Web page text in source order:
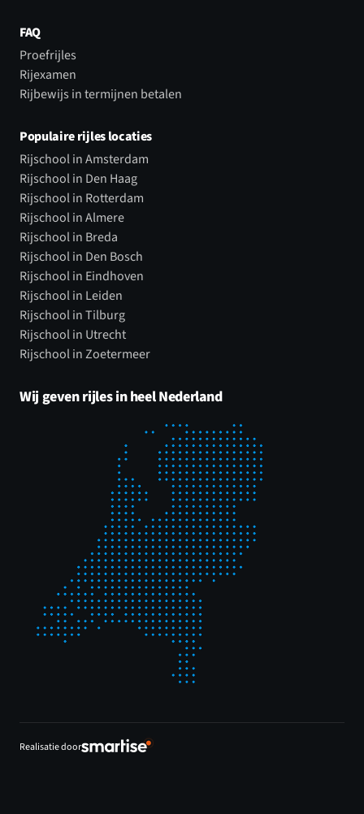
FAQ
Proefrijles
Rijexamen
Rijbewijs in termijnen betalen
Populaire rijles locaties
Rijschool in Amsterdam
Rijschool in Den Haag
Rijschool in Rotterdam
Rijschool in Almere
Rijschool in Breda
Rijschool in Den Bosch
Rijschool in Eindhoven
Rijschool in Leiden
Rijschool in Tilburg
Rijschool in Utrecht
Rijschool in Zoetermeer
Wij geven rijles in heel Nederland
Realisatie door